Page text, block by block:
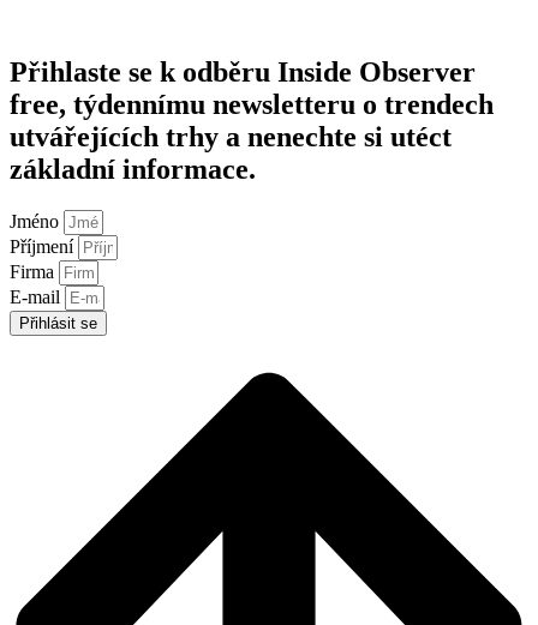
Přihlaste se k odběru Inside Observer
free, týdennímu newsletteru o trendech
utvářejících trhy a nenechte si utéct
základní informace.
Jméno
Příjmení
Firma
E-mail
Přihlásit se